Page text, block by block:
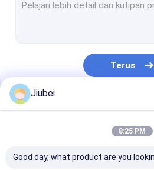
Pengerukan Pipa HDPE
Selang Pengerukan
Terus
Kategori Kami
Jiubei
8:25 PM
Good day, what product are you